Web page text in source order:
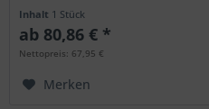
Inhalt 1 Stück
ab 80,86 € *
Nettopreis: 67,95 €
Merken